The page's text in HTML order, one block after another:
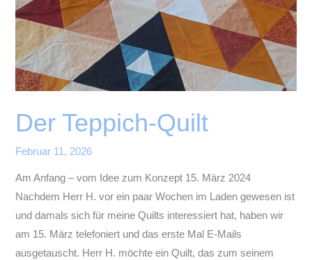
Der Teppich-Quilt
Februar 11, 2026
Am Anfang – vom Idee zum Konzept 15. März 2024
Nachdem Herr H. vor ein paar Wochen im Laden gewesen ist
und damals sich für meine Quilts interessiert hat, haben wir
am 15. März telefoniert und das erste Mal E-Mails
ausgetauscht. Herr H. möchte ein Quilt, das zum seinem